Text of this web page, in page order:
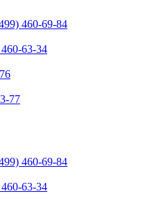
460-69-84
63-34
77
460-69-84
63-34